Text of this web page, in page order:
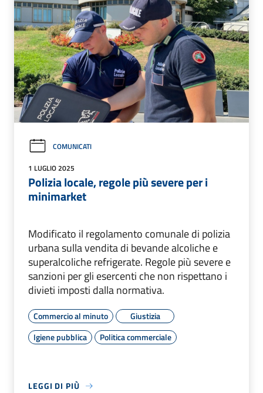
COMUNICATI
1 LUGLIO 2025
Polizia locale, regole più severe per i
minimarket
Modificato il regolamento comunale di polizia
urbana sulla vendita di bevande alcoliche e
superalcoliche refrigerate. Regole più severe e
sanzioni per gli esercenti che non rispettano i
divieti imposti dalla normativa.
Commercio al minuto
Giustizia
Igiene pubblica
Politica commerciale
LEGGI DI PIÙ